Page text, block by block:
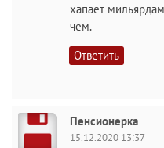
хапает
чем.
Ответить
Пенсионерка
15.12.2020 13:37